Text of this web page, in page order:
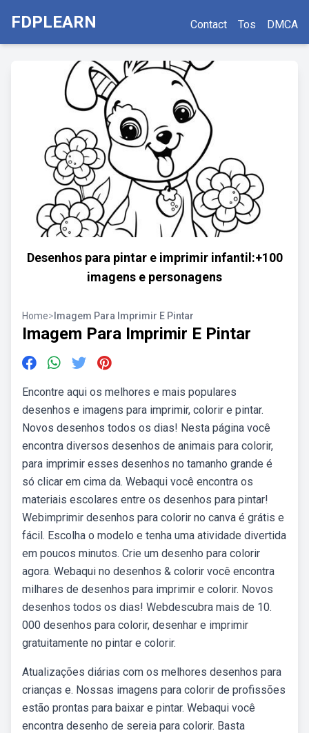
FDPLEARN Contact Tos DMCA
Desenhos para pintar e imprimir infantil:+100
imagens e personagens
Home> Imagem Para Imprimir E Pintar
Imagem Para Imprimir E Pintar
Encontre aqui os melhores e mais populares
desenhos e imagens para imprimir, colorir e pintar.
Novos desenhos todos os dias! Nesta página você
encontra diversos desenhos de animais para colorir,
para imprimir esses desenhos no tamanho grande é
só clicar em cima da. Webaqui você encontra os
materiais escolares entre os desenhos para pintar!
Webimprimir desenhos para colorir no canva é grátis e
fácil. Escolha o modelo e tenha uma atividade divertida
em poucos minutos. Crie um desenho para colorir
agora. Webaqui no desenhos & colorir você encontra
milhares de desenhos para imprimir e colorir. Novos
desenhos todos os dias! Webdescubra mais de 10.
000 desenhos para colorir, desenhar e imprimir
gratuitamente no pintar e colorir.
Atualizações diárias com os melhores desenhos para
crianças e. Nossas imagens para colorir de profissões
estão prontas para baixar e pintar. Webaqui você
encontra desenho de sereia para colorir. Basta